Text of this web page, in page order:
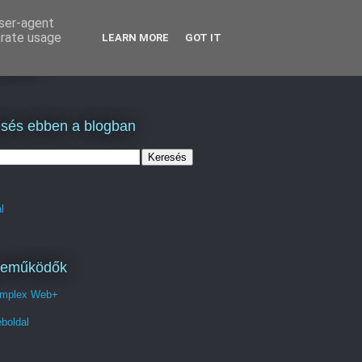
ebben a blogban
Web+
agent
usage
LEARN MORE GOT IT